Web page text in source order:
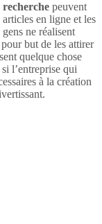
recherche peuvent
en ligne et les
ne réalisent
but de les attirer
quelque chose
l’entreprise qui
à la création